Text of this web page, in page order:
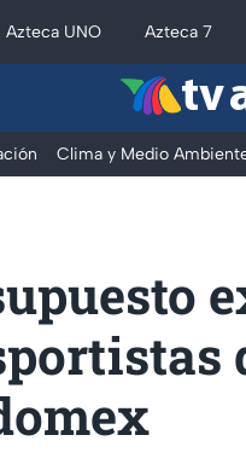
Azteca UNO Azteca 7
tv
Clima y Medio